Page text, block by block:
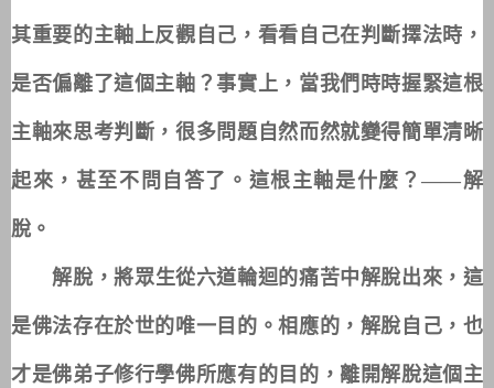
其重要的主軸上反觀自己，看看自己在判斷擇法時，
是否偏離了這個主軸？事實上，當我們時時握緊這根
主軸來思考判斷，很多問題自然而然就變得簡單清晰
起來，甚至不問自答了。這根主軸是什麼？——解
脫。
解脫，將眾生從六道輪迴的痛苦中解脫出來，這
是佛法存在於世的唯一目的。相應的，解脫自己，也
才是佛弟子修行學佛所應有的目的，離開解脫這個主